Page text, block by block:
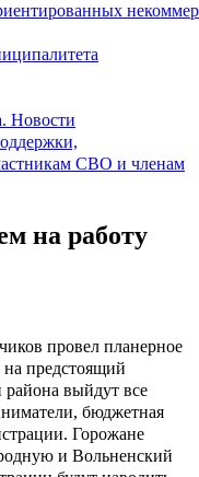
Новости
СВО и членам
на работу
провел планерное
на предстоящий
района выйдут все
бюджетная
Горожане
и Вольненский